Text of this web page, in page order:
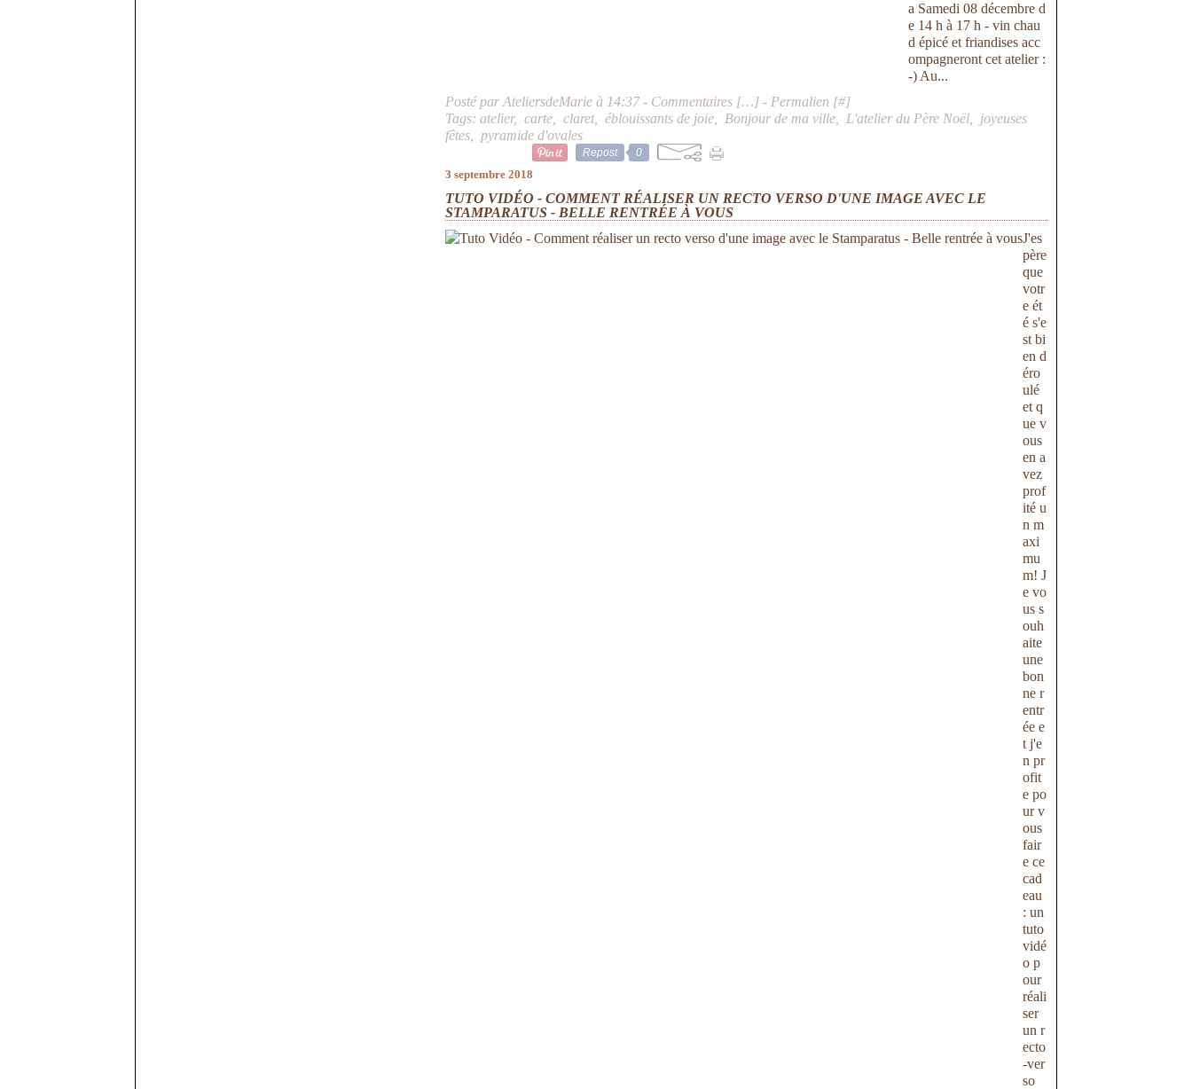
a Samedi 08 décembre d
e 14 h à 17 h - vin chau
d épicé et friandises acc
ompagneront cet atelier :
-) Au...
Posté par AteliersdeMarie à 14:37 - Commentaires […] - Permalien [#]
Tags:atelier,carte ,claret,éblouissants de joie Bonjour de ma ville L'atelier du Père Noël
joyeuses
fêtes
pyramide d'ovales
Repost 0
3 septembre 2018
TUTO VIDÉO - COMMENT RÉALISER UN RECTO VERSO D'UNE IMAGE AVEC LE
STAMPARATUS - BELLE RENTRÉE À VOUS
J'es
père
que
votr
e ét
é s'e
st bi
en d
éro
ulé
et q
ue v
ous
en a
vez
prof
ité u
n m
axi
mu
m! J
e vo
us s
ouh
aite
une
bon
ne r
entr
ée e
t j'e
n pr
ofit
e po
ur v
ous
fair
e ce
cad
eau
: un
tuto
vidé
o p
our
réali
ser
un r
ecto
-ver
so